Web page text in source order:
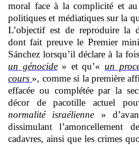
moral face à la complicité et
politiques et médiatiques sur la
L’objectif est de reproduire la
dont fait preuve le Premier
Sánchez lorsqu’il déclare à la
un génocide» et qu’« un
cours », comme si la première
effacée ou complétée par la
décor de pacotille actuel
normalité israélienne »
dissimulant l’amoncellement
cadavres, ainsi que les crimes